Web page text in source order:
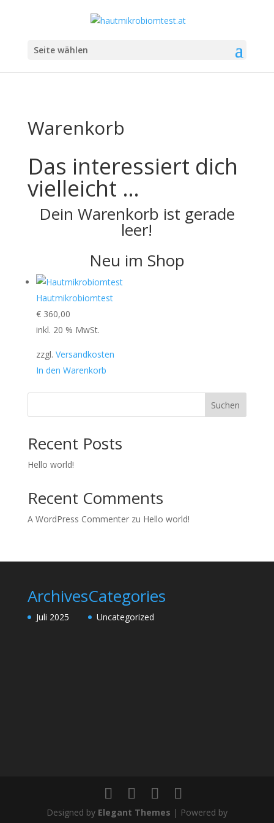
Seite wählen
Warenkorb
Das interessiert dich
vielleicht …
Dein Warenkorb ist gerade
leer!
Neu im Shop
Hautmikrobiomtest
€360,00
inkl. 20 % MwSt.
zzgl. Versandkosten
In den Warenkorb
Suchen
Recent Posts
Hello world!
Recent Comments
A WordPress Commenterzu Hello world!
Archives
Juli 2025
Categories
Uncategorized
Designed by Elegant Themes | Powered by